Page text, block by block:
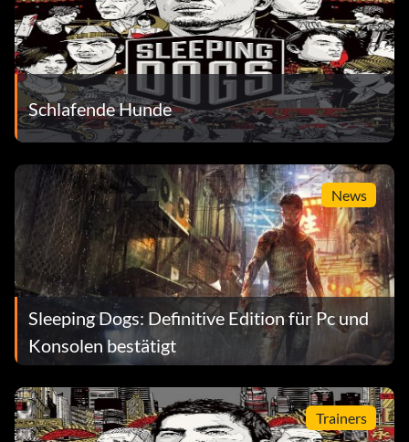
Schlafende Hunde
News
Sleeping Dogs: Definitive Edition für Pc und
Konsolen bestätigt
Trainers